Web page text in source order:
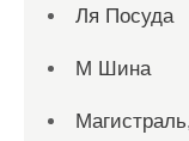
Ля Посуда
М Шина